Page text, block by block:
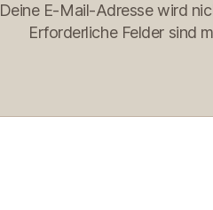
Deine E-Mail-Adresse wird
Erforderliche Felder sind